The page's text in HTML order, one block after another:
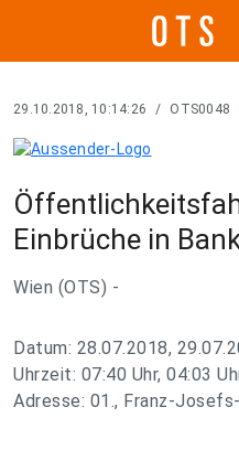
29.10.2018, 10:14:26 / OTS0048
Einbrüche in
Wien (OTS) -
Datum: 28.07.2018,
Uhrzeit: 07:40 Uhr, 04:03
Adresse: 01., Franz-